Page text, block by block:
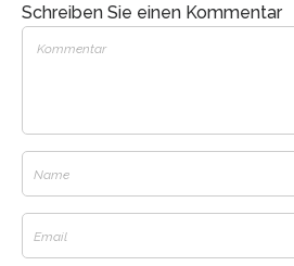
Schreiben Sie einen Kommentar